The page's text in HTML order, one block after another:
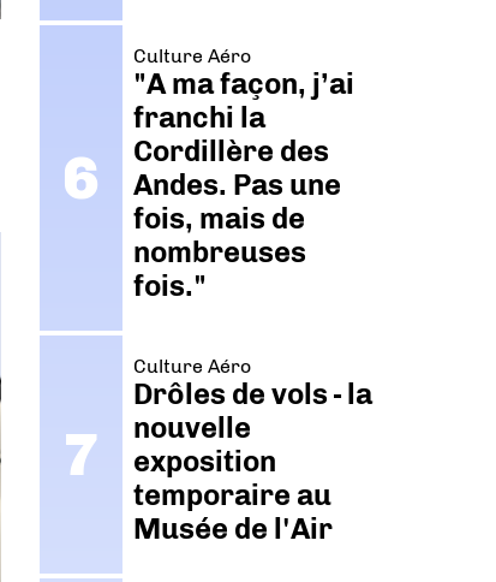
Culture Aéro
"A ma façon, j’ai
franchi la
Cordillère des
Andes. Pas une
fois, mais de
nombreuses
fois."
Culture Aéro
Drôles de vols - la
nouvelle
exposition
temporaire au
Musée de l'Air